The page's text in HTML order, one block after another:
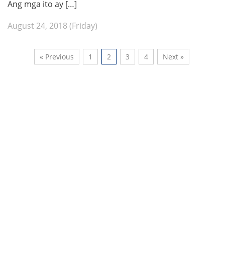
Ang mga ito ay […]
August 24, 2018 (Friday)
« Previous 1 2 3 4 Next »